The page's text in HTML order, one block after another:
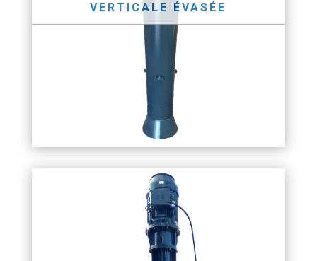
VERTICALE ÉVASÉE